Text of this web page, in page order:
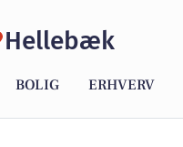
Hellebæk
BOLIG ERHVERV